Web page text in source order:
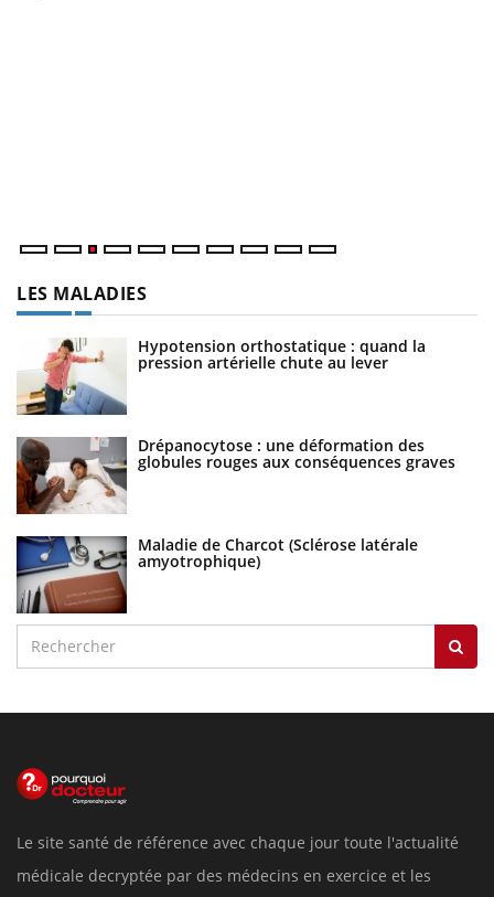
LES MALADIES
Hypotension orthostatique : quand la
pression artérielle chute au lever
Drépanocytose : une déformation des
globules rouges aux conséquences graves
Maladie de Charcot (Sclérose latérale
amyotrophique)
Le site santé de référence avec chaque jour toute l'actualité
médicale decryptée par des médecins en exercice et les